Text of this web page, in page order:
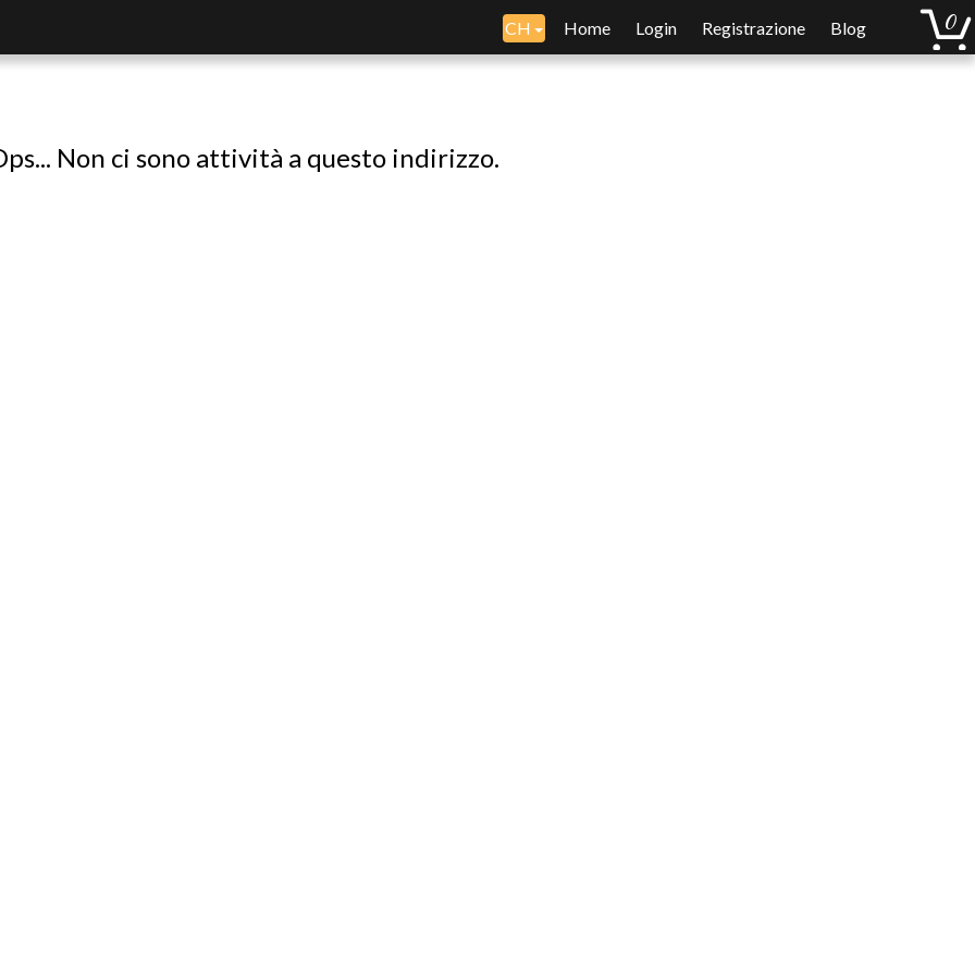
CH Home Login Registrazione Blog
Non ci sono attività a questo indirizzo.